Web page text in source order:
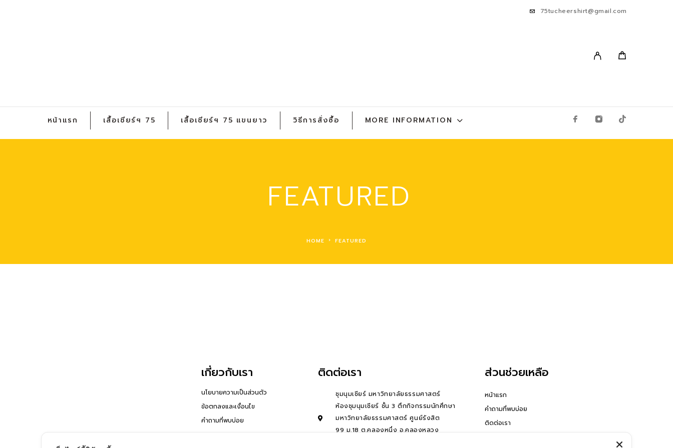
75tucheershirt@gmail.com
หน้าแรก เสื้อเชียร์ฯ 75 เสื้อเชียร์ฯ 75 แขนยาว วิธีการสั่งซื้อ MORE INFORMATION
FEATURED
HOME FEATURED
เกี่ยวกับเรา
นโยบายความเป็นส่วนตัว
ข้อตกลงและเงื่อนไข
คำถามที่พบบ่อย
ติดต่อเรา
ชุมนุมเชียร์ มหาวิทยาลัยธรรมศาสตร์
ห้องชุมนุมเชียร์ ชั้น 3 ตึกกิจกรรมนักศึกษา
มหาวิทยาลัยธรรมศาสตร์ ศูนย์รังสิต
99 ม.18 ต.คลองหนึ่ง อ.คลองหลวง
ส่วนช่วยเหลือ
หน้าแรก
คำถามที่พบบ่อย
ติดต่อเรา